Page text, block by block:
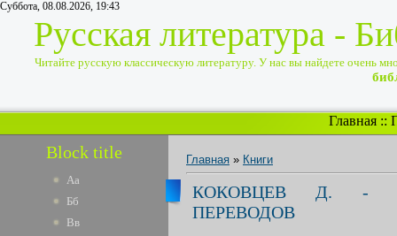
Суббота, 08.08.2026, 19:43
Русская литература -
Читайте русскую классическую литературу. У нас вы найдете очень
Главная ::
Block title
Аа
Бб
Вв
Главная » Книги
КОКОВЦЕВ Д. -
ПЕРЕВОДОВ